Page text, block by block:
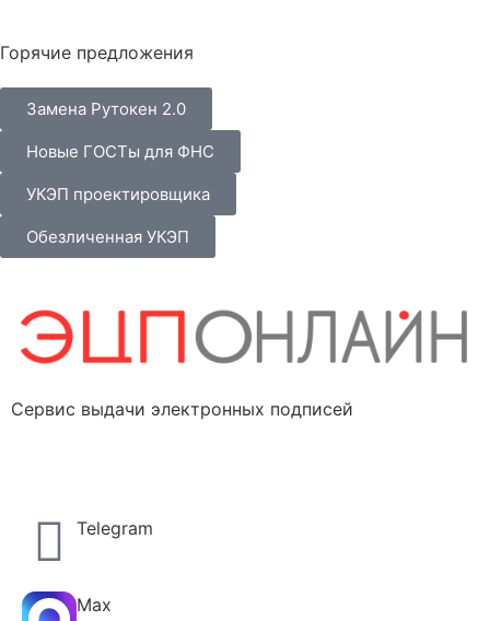
Горячие предложения
Замена Рутокен 2.0
Новые ГОСТы для ФНС
УКЭП проектировщика
Обезличенная УКЭП
Сервис выдачи электронных подписей
Telegram
Max